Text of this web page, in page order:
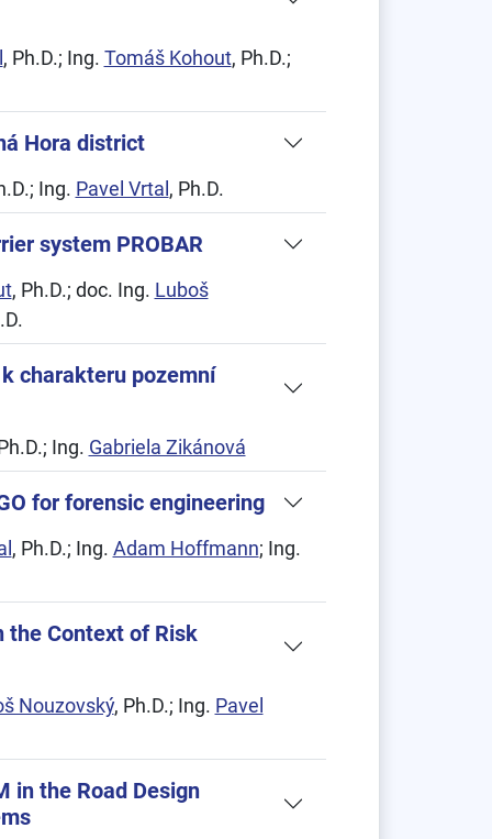
, Ph.D.; Ing. Tomáš Kohout, Ph.D.;
Hora district
Ing. Pavel Vrtal , Ph.D.
system PROBAR
, Ph.D.; doc. Ing. Luboš
charakteru pozemní
Ing. Gabriela Zikánová
for forensic engineering
, Ph.D.; Ing. Adam Hoffmann; Ing.
the Context of Risk
Nouzovský, Ph.D.; Ing. Pavel
in the Road Design